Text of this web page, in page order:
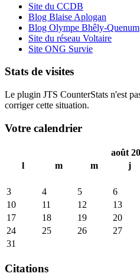
Site du CCDB
Blog Blaise Aplogan
Blog Olympe Bhêly-Quenum
Site du réseau Voltaire
Site ONG Survie
Stats de visites
Le plugin JTS CounterStats n'est
corriger cette situation.
Votre calendrier
août
l
m m j
3
4 5 6
10
11 12 13
17
18 19 20
24
25 26 27
31
Citations